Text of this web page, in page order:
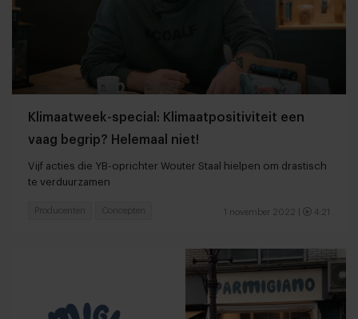
Klimaatweek-special: Klimaatpositiviteit een
vaag begrip? Helemaal niet!
Vijf acties die YB-oprichter Wouter Staal hielpen om drastisch
te verduurzamen
1 november 2022 4:21
Producenten Concepten